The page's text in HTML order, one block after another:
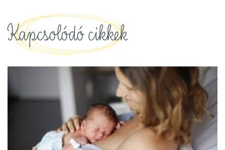
Kapcsolódó cikkek